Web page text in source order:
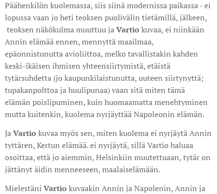
Päähenkilön kuolemassa, siis siinä modernissa paikassa - ei
lopussa vaan jo heti teoksen puolivälin tietämillä, jälkeen,
teoksen näkökulma muuttuu jaVartio kuvaa, ei niinkään
Annin elämää ennen, mennyttä maailmaa,
epäonnistunutta avioliittoa, melko tavallistakin kahden
keski-ikäisen ihmisen yhteensiirtymistä, etäistä
tytärsuhdetta (jo kaupunkilaistunutta, uuteen siirtynyttä;
tupakanpolttoa ja huulipunaa) vaan sitä miten tämä
elämän poislipuminen, kuin huomaamatta menehtyminen
mutta kuitenkin, kuolema nyrjäyttää Napoleonin elämän.
JaVartio kuvaa myös sen, miten kuolema ei nyrjäytä Annin
tyttären, Kertun elämää. ei nyrjäytä, sillä Vartio haluaa
osoittaa, että jo aiemmin, Helsinkiin muutettuaan, tytär on
jättänyt äidin menneeseen, maalaiselämään.
Mielestäni Vartio kuvaakin Annin ja Napolenin, Annin ja